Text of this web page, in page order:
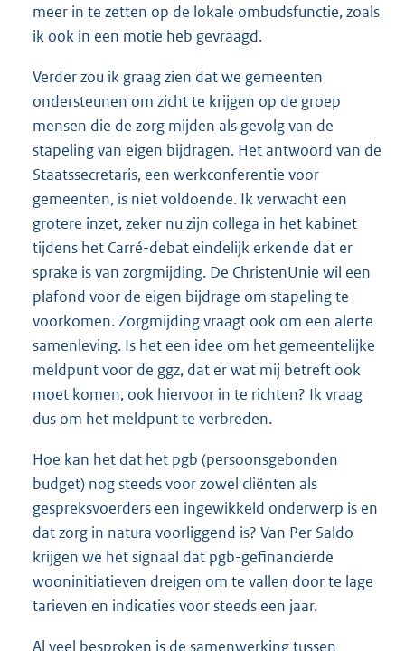
meer in te zetten op de lokale ombudsfunctie, zoals
ik ook in een motie heb gevraagd.
Verder zou ik graag zien dat we gemeenten
ondersteunen om zicht te krijgen op de groep
mensen die de zorg mijden als gevolg van de
stapeling van eigen bijdragen. Het antwoord van de
Staatssecretaris, een werkconferentie voor
gemeenten, is niet voldoende. Ik verwacht een
grotere inzet, zeker nu zijn collega in het kabinet
tijdens het Carré-debat eindelijk erkende dat er
sprake is van zorgmijding. De ChristenUnie wil een
plafond voor de eigen bijdrage om stapeling te
voorkomen. Zorgmijding vraagt ook om een alerte
samenleving. Is het een idee om het gemeentelijke
meldpunt voor de ggz, dat er wat mij betreft ook
moet komen, ook hiervoor in te richten? Ik vraag
dus om het meldpunt te verbreden.
Hoe kan het dat het pgb (persoonsgebonden
budget) nog steeds voor zowel cliënten als
gespreksvoerders een ingewikkeld onderwerp is en
dat zorg in natura voorliggend is? Van Per Saldo
krijgen we het signaal dat pgb-gefinancierde
wooninitiatieven dreigen om te vallen door te lage
tarieven en indicaties voor steeds een jaar.
Al veel besproken is de samenwerking tussen